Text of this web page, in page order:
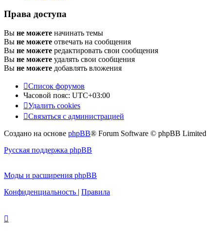
Права доступа
Вы не можете начинать темы
Вы не можете отвечать на сообщения
Вы не можете редактировать свои сообщения
Вы не можете удалять свои сообщения
Вы не можете добавлять вложения
Список форумов
Часовой пояс: UTC+03:00
Удалить cookies
Связаться с администрацией
Создано на основе phpBB® Forum Software © phpBB Limited
Русская поддержка phpBB
Моды и расширения phpBB
Конфиденциальность | Правила